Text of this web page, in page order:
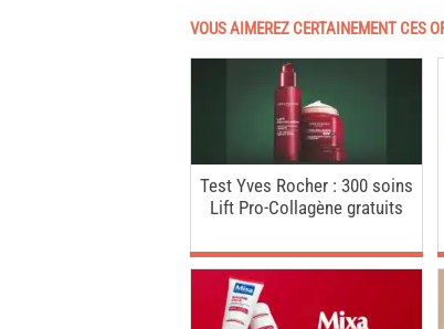
VOUS AIMEREZ CERTAINEMENT CES
Test Yves Rocher : 300 soins
Lift Pro-Collagène gratuits